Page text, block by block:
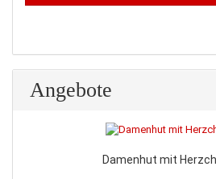
Angebote
Damenhut mit